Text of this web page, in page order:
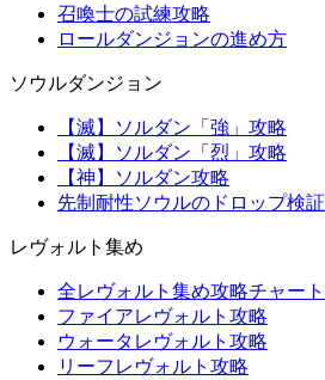
召喚士の試練攻略
ロールダンジョンの進め方
ソウルダンジョン
【滅】ソルダン「強」攻略
【滅】ソルダン「烈」攻略
【神】ソルダン攻略
先制耐性ソウルのドロップ検証
レヴォルト集め
全レヴォルト集め攻略チャート
ファイアレヴォルト攻略
ウォータレヴォルト攻略
リーフレヴォルト攻略